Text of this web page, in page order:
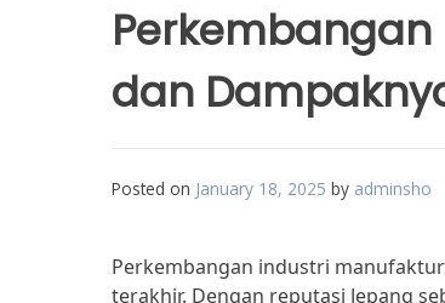
dan
Posted on January 18, 2025 by adminsho
Perkembangan industri
terakhir. Dengan reputasi Jepang